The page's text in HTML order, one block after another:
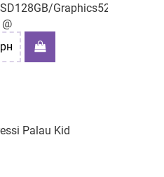
Graphics520
@